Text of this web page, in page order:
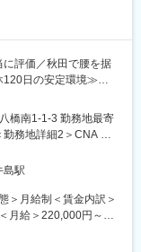
と裁量を持って働き
迎する風土があり、自
がいを実感できま
時間残業に悩んでい
残業月5時間程度に加
評価／秋田で腰を据
120日の安定環境≫
なく店舗運営や企画に
本位の提案に集中で
で秋田に根差して活
橋南1-1-3 勤務地最寄
務地詳細2＞CNA 秋
市御所野地蔵田1-1-1
面禁煙変更の範囲：会
島駅
＞月給制＜賃金内訳＞
月給＞220,000円～